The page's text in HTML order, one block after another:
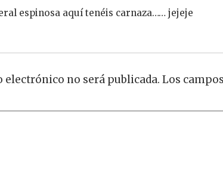
espinosa aquí tenéis carnaza…… jejeje
electrónico no será publicada. Los